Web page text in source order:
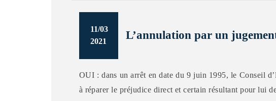
11/03
2021
L’annulation par un
OUI : dans un arrêt en date du 9 juin 1995, le Conseil
à réparer le préjudice direct et certain résultant pour lui